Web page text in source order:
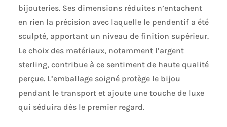
bijouteries. Ses dimensions réduites n’entachent
en rien la précision avec laquelle le pendentif a été
sculpté, apportant un niveau de finition supérieur.
Le choix des matériaux, notamment l’argent
sterling, contribue à ce sentiment de haute qualité
perçue. L’emballage soigné protège le bijou
pendant le transport et ajoute une touche de luxe
qui séduira dès le premier regard.